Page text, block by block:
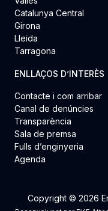
Catalunya Central
Girona
Lleida
Tarragona
ENLLAÇOS D’INTERÈS
Contacte i com arribar
Canal de denúncies
Transparència
Sala de premsa
Fulls d’enginyeria
Agenda
Copyright © 2026